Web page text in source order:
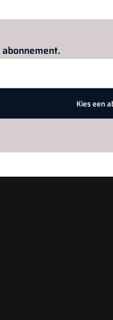
Kies een